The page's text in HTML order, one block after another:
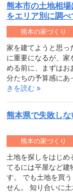
熊本市の土地相
をエリア別に調
家を建てようと思っ
に重要になるが、家
める前に、まずはお
分たちの予算感にあ
きを読む
熊本の家づくり
熊本県で失敗し
土地を探しをはじめ
てるには平屋など建
す。 でも土地を買
せん。 知り合いに
熊本の家づくり